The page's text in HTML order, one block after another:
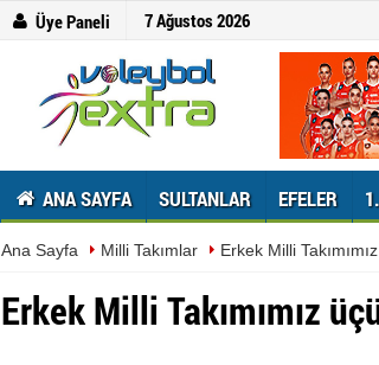
Üye Paneli 7 Ağustos 2026
ANA SAYFA SULTANLAR EFELER
Ana Sayfa Milli Takımlar Erkek Milli
Erkek Milli Takımımız